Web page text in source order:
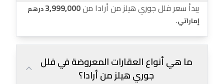
يبدأ سعر فلل جوري هيلز من أرادا من3,999,000درهم
إماراتي.
ما هي أنواع العقارات المعروضة في فلل
جوري هيلز من أرادا؟